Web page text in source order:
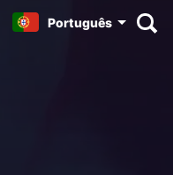
Português